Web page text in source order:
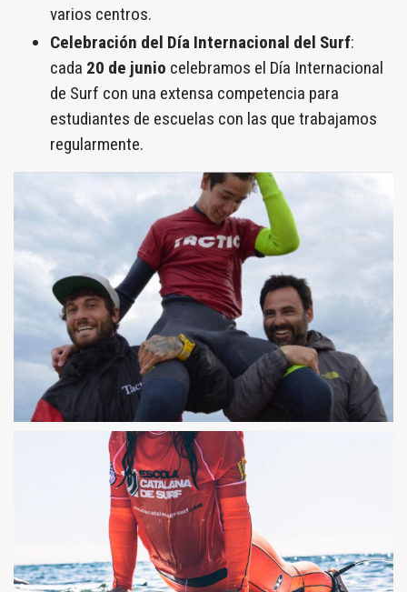
varios centros.
Celebración del Día Internacional del Surf:
cada 20 de junio celebramos el Día Internacional
de Surf con una extensa competencia para
estudiantes de escuelas con las que trabajamos
regularmente.